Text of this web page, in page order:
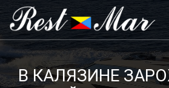
В КАЛЯЗИНЕ